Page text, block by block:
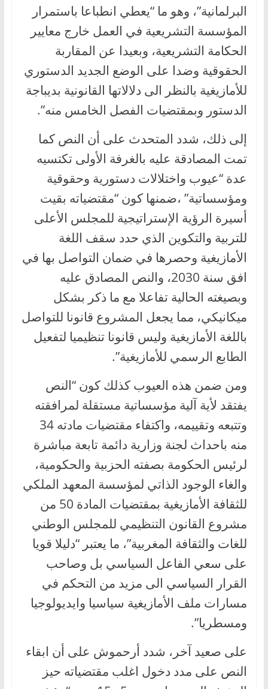
البرلمانية”، وهو ما “يعطي انطباعا باستمرار
المؤسسة التشريعية في العمل خارج معايير
الحكامة التشريعية، وبعيدا عن المقاربة
الحقوقية وضدا على الوضع الجديد الدستوري
للأمازيغية بالنظر الى دلالاتها القانونية بديباجة
الدستور وبمقتضيات الفصل الخامس منه”.
إلى ذلك، شدد المتحدث على أن النص كما
تمت المصادقة عليه بالغرفة الأولى تكتسيه
عدة “عيوب واختلالات دستورية وحقوقية
ومؤسساتية” ،ضمنها كون “مقتضياته بقيت
أسيرة الرؤية الإستراتيجية للمجلس الأعلى
للتربية والتكوين الذي حدد سقف اللغة
الأمازيغية وحصرها في ضمان التواصل بها في
افق سنة 2030، والنص المصادق عليه
وبصيغته الحالية تفاعلا مع ما ذكر بشكل
ميكانيكي، مما يجعل المشروع قانونا للتواصل
باللغة الأمازيغية وليس قانونا تنظيميا لتفعيل
الطابع الرسمي للأمازيغية”.
ومن ضمن هذه العيوب كذلك كون “النص
يفتقد لأية آلية مؤسساتية مستقلة لمرافقته
وتتبعه وتقييمه، واكتفاء مقتضيات مادته 34
منه باحداث لجنة وزارية دائمة تابعة مباشرة
لرئيس الحكومة بصفته الحزبية والحكومية،
والغاء الوجود الذاتي لمؤسسة المعهد الملكي
للثقافة الأمازيغية بمقتضيات المادة 50 من
مشروع القانون التنظيمي للمجلس الوطني
للغات والثقافة المغربية”، ما يعتبر “دليلا قويا
على سعي الفاعل السياسي بل وصاحب
القرار السياسي الى مزيد من التحكم في
مسارات ملف الأمازيغية سياسيا وايديولوجيا
ومسطريا”.
على صعيد آخر، شدد أرحموش على أن ابقاء
النص على مدد دخول اغلب مقتضياته حيز